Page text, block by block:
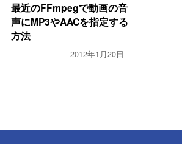
最近のFFmpegで動画の音
声にMP3やAACを指定する
方法
2012年1月20日